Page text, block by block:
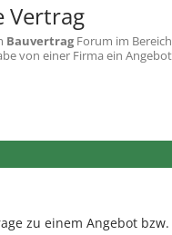
Vertrag
Bauvertrag Forum im
von einer Firma ein
zu einem Angebot